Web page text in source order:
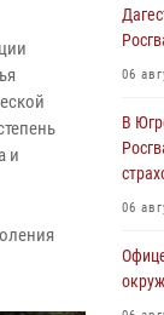
и
06
В
06